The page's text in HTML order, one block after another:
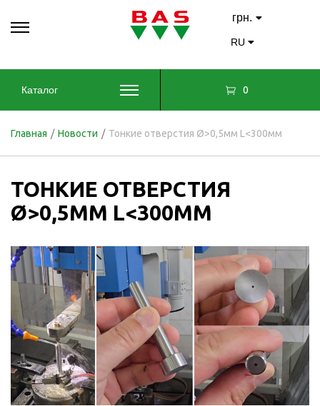
грн.
RU
Каталог 0
Главная / Новости / Тонкие отверстия Ø>0,5мм L<300мм
ТОНКИЕ ОТВЕРСТИЯ
Ø>0,5ММ L<300ММ